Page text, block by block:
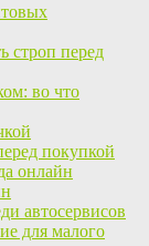
строп перед
во что
покупкой
онлайн
автосервисов
для малого